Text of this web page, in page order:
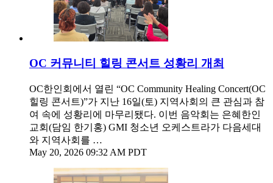
OC 커뮤니티 힐링 콘서트 성황리 개최
OC한인회에서 열린 “OC Community Healing Concert(OC
힐링 콘서트)”가 지난 16일(토) 지역사회의 큰 관심과 참
여 속에 성황리에 마무리됐다. 이번 음악회는 은혜한인
교회(담임 한기홍) GMI 청소년 오케스트라가 다음세대
와 지역사회를 …
May 20, 2026 09:32 AM PDT